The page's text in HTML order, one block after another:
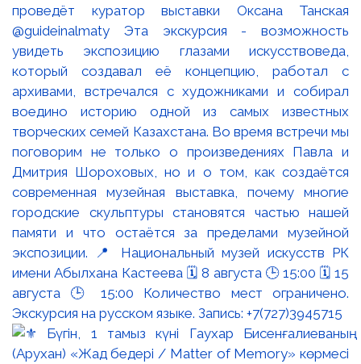
проведёт куратор выставки Оксана Танская
@guideinalmaty Эта экскурсия - возможность
увидеть экспозицию глазами искусствоведа,
который создавал её концепцию, работал с
архивами, встречался с художниками и собирал
воедино историю одной из самых известных
творческих семей Казахстана. Во время встречи мы
поговорим не только о произведениях Павла и
Дмитрия Шороховых, но и о том, как создаётся
современная музейная выставка, почему многие
городские скульптуры становятся частью нашей
памяти и что остаётся за пределами музейной
экспозиции. 📍 Национальный музей искусств РК
имени Абылхана Кастеева 🗓 8 августа 🕒 15:00 🗓 15
августа 🕒 15:00 Количество мест ограничено.
Экскурсия на русском языке. Запись: +7(727)3945715